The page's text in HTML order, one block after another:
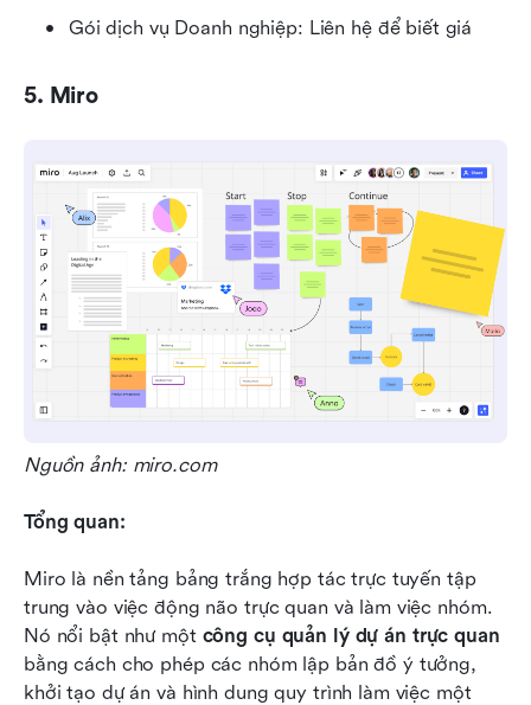
Gói dịch vụ Doanh nghiệp: Liên hệ để biết giá
5. Miro
Nguồn ảnh: miro.com
Tổng quan:
Miro là nền tảng bảng trắng hợp tác trực tuyến tập
trung vào việc động não trực quan và làm việc nhóm.
Nó nổi bật như một công cụ quản lý dự án trực quan
bằng cách cho phép các nhóm lập bản đồ ý tưởng,
khởi tạo dự án và hình dung quy trình làm việc một